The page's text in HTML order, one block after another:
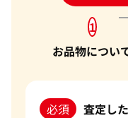
1
お品物につい
必須 査定し